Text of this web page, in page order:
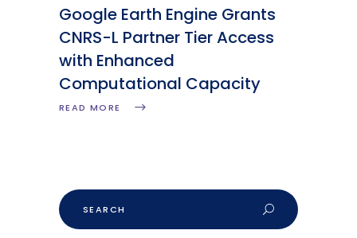
Google Earth Engine Grants
CNRS-L Partner Tier Access
with Enhanced
Computational Capacity
READ MORE